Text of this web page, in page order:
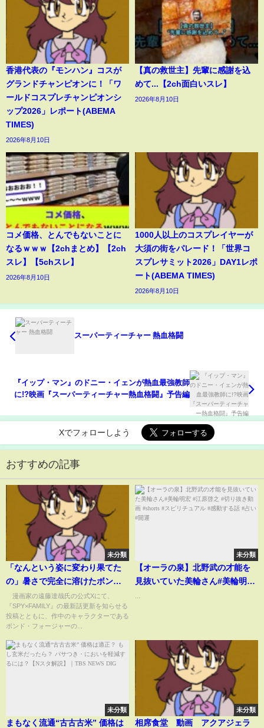
香港代表の『モンハン』コスが
グランドチャンピオンに！「ワ
ールドコスプレチャンピオンシ
ップ2026」レポート(ABEMA
TIMES)
2026年8月10日
【真の救世主】先輩に感謝を込
めて...【2ch面白いスレ】
2026年8月10日
コメ価格、とんでもないことに
なるｗｗｗ【2chまとめ】【2ch
スレ】【5chスレ】
2026年8月10日
1000人以上のコスプレイヤーが
大須の街をパレード！「世界コ
スプレサミット2026」DAY1レポ
ート(ABEMA TIMES)
2026年8月10日
スーパーティーチャー 熱血格闘
『イップ・マン』のドニー・イェンが熱血最強教師
に!?映画『スーパーティーチャー熱血格闘』予告編
Xでフォローしよう
おすすめの記事
未分類
「なんという姿に変わり果てた
の」暑さで完全に溶けたボンド
に驚きの声集まる
『SPY×FAMILY』最新139話更新
(ABEMA TIMES)
漫画家の遠藤達哉氏の公式Xにて、
『SPY×FAMILY』の最新話更新を知らせる
投稿とともに、作中のキャラクターである
ボンド・フォージャーの...
未分類
【オーラの泉】北野武の才能を
見抜いていた美輪さん#美輪明宏
未分類
まもなく流通“古古古米” 価格は
未分類
相席食堂 動画 アクアジェラ